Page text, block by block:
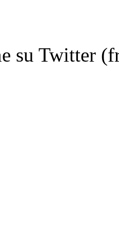
su Twitter